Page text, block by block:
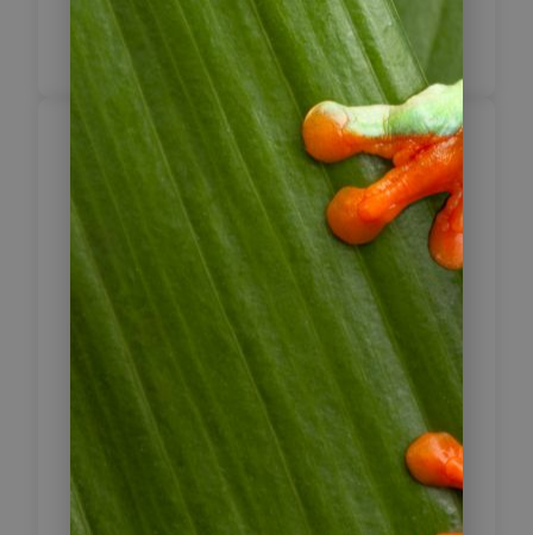
Inklusive Frühstück
Lauca Nationalpark
– Arica
Heute können Sie die ganze
Schönheit des Lauca Nationalparks
entdecken. Lassen Sie sich
verzaubern von der örtlichen Flora
und dem Wildleben wie Vicuñas,
Alpacas, Anden Flamingos und
vieles mehr. Im Park können Sie bis
zum Chungará See fahren und das
Dorf Parinacota mit seiner